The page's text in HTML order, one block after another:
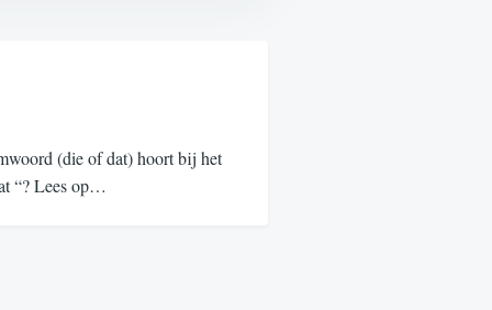
(die of dat) hoort bij het
“? Lees op…